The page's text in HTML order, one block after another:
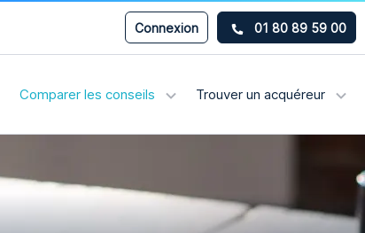
Connexion 01 80 89 59 00
Comparer les conseils Trouver un acquéreur